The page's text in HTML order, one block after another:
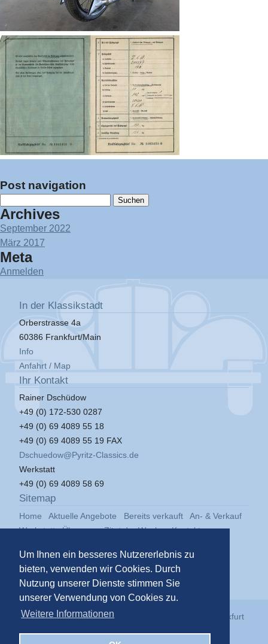
Um Ihnen ein besseres Nutzererlebnis zu
bieten, verwenden wir Cookies. Durch
Nutzung unserer Dienste stimmen Sie
unserer Verwendung von Cookies zu.
Weitere Informationen
Post navigation
nach:
Archives
September 2022
März 2017
Meta
Anmelden
In der Klassikstadt
Orberstrasse 4a
60386 Frankfurt/Main
Info
Anfahrt / Map
Ihr Kontakt
Rainer Dschüdow
+49 (0) 172-530 0287
+49 (0) 69 4089 55 18
+49 (0) 69 4089 55 19 FAX
Dschuedow@Pyritz-Classics.de
Werkstatt
+49 (0) 69 4089 58 69
Sitemap
Home Aktuelle Angebote Bereits verkauft
An- & Verkauf
Werkstatt
Über uns Zitat der Woche
Kontakt
© 2026Pyritz Classics GmbH Klassikstadt Frankfurt